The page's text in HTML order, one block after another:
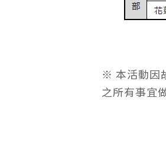
※ 本活動因
之所有事宜